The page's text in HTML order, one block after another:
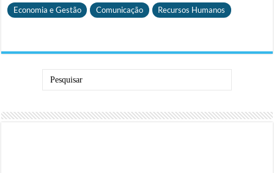
Economia e Gestão Comunicação Recursos Humanos